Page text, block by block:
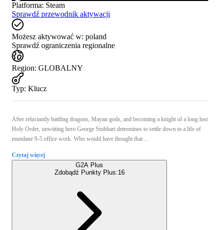
Platforma: Steam
Sprawdź przewodnik aktywacji
Możesz aktywować w: poland
Sprawdź ograniczenia regionalne
Region: GLOBALNY
Typ: Klucz
After reluctantly battling dragons, Mayan gods, and becoming a knight of a long lost
Holy Order, unwitting hero George Stobbart determines to settle down to a life of
mundane 9-5 office work. Who would have thought that ...
Czytaj więcej
G2A Plus
Zdobądź Punkty Plus:16